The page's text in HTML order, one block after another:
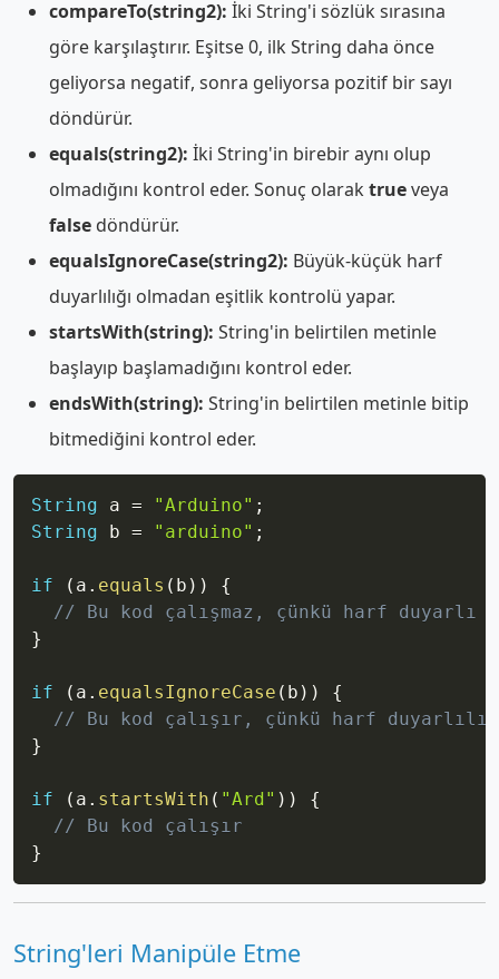
compareTo(string2): İki String'i sözlük sırasına
göre karşılaştırır. Eşitse 0, ilk String daha önce
geliyorsa negatif, sonra geliyorsa pozitif bir sayı
döndürür.
equals(string2): İki String'in birebir aynı olup
olmadığını kontrol eder. Sonuç olaraktrueveya
false döndürür.
equalsIgnoreCase(string2): Büyük-küçük harf
duyarlılığı olmadan eşitlik kontrolü yapar.
startsWith(string): String'in belirtilen metinle
başlayıp başlamadığını kontrol eder.
endsWith(string): String'in belirtilen metinle bitip
bitmediğini kontrol eder.
String a = "Arduino" ;
String b = "arduino" ;
if ( a . equals ( b ) )
{
// Bu kod çalışmaz, çünkü harf duyarlı
}
if ( a . equalsIgnoreCase ( b ) )
{
// Bu kod çalışır, çünkü harf
}
if ( a . startsWith ( "Ard" ) )
{
// Bu kod çalışır
}
String'leri Manipüle Etme